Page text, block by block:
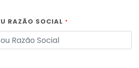
RAZÃO SOCIAL *